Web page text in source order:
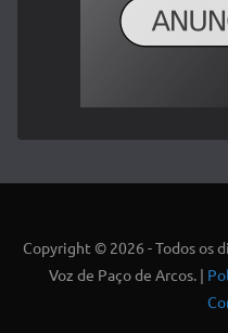
Copyright © 2026 - Todos os
Voz de Paço de Arcos. |